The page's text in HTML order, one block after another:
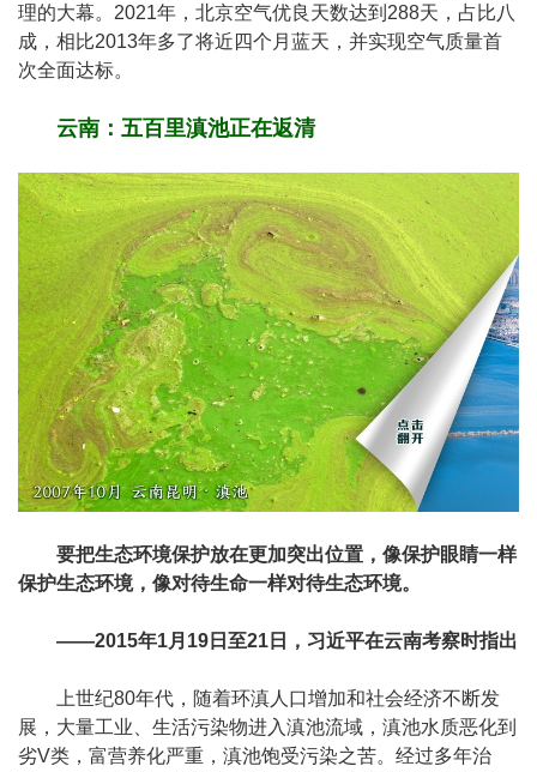
理的大幕。2021年，北京空气优良天数达到288天，占比八
成，相比2013年多了将近四个月蓝天，并实现空气质量首
次全面达标。
云南：五百里滇池正在返清
要把生态环境保护放在更加突出位置，像保护眼睛一样
保护生态环境，像对待生命一样对待生态环境。
——2015年1月19日至21日，习近平在云南考察时指出
上世纪80年代，随着环滇人口增加和社会经济不断发
展，大量工业、生活污染物进入滇池流域，滇池水质恶化到
劣V类，富营养化严重，滇池饱受污染之苦。经过多年治